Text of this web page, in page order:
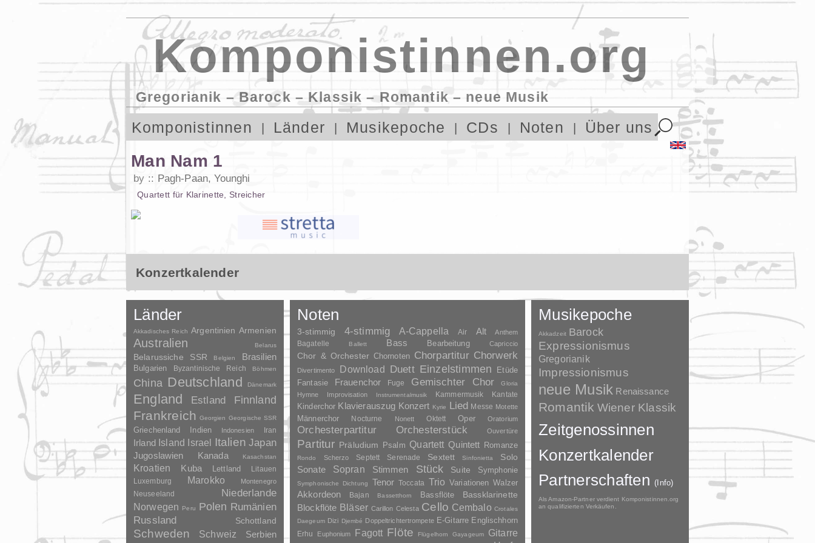
Komponistinnen.org
Gregorianik – Barock – Klassik – Romantik – neue Musik
Komponistinnen Länder Musikepoche CDs Noten Über uns
Man Nam 1
by Pagh-Paan, Younghi
Quartett für Klarinette Streicher
Konzertkalender
Länder
Akkadisches Reich Argentinien Armenien
Australien Belarus
Belarussiche SSR Belgien Brasilien
Bulgarien Byzantinische Reich Böhmen
China Deutschland Dänemark
England Estland Finnland
Frankreich Georgien Georgische SSR
Griechenland Indien Indonesien Iran
Irland Island Israel Italien Japan
Jugoslawien Kanada Kasachstan
Kroatien Kuba Lettland
Litauen
Luxemburg
Marokko Montenegro
Neuseeland Niederlande
Norwegen Peru Polen Rumänien
Russland Schottland
Schweden Schweiz Serbien
Noten
3-stimmig 4-stimmig A-Cappella Air Alt Anthem
Bagatelle Ballett Bass Bearbeitung Capriccio
Chor & Orchester Chornoten Chorpartitur Chorwerk
Divertimento Download Duett Einzelstimmen Etüde
Fantasie Frauenchor Fuge Gemischter Chor Gloria
Hymne Improvisation Instrumentalmusik Kammermusik Kantate
Kinderchor Klavierauszug Konzert Kyrie Lied Messe Motette
Männerchor Nocturne Nonett Oktett Oper Oratorium
Orchesterpartitur Orchesterstück Ouvertüre
Partitur Präludium Psalm Quartett Quintett Romanze
Rondo Scherzo Septett Serenade Sextett Sinfonietta Solo
Sonate Sopran Stimmen Stück Suite Symphonie
Symphonische Dichtung Tenor Toccata Trio Variationen Walzer
Akkordeon Bajan Bassetthorn Bassflöte Bassklarinette
Blockflöte Bläser Carillon Celesta Cello Cembalo Crotales
Daegeum Dizi Djembé Doppeltrichtertrompete E-Gitarre Englischhorn
Erhu Euphonium Fagott Flöte Flügelhorn Gayageum Gitarre
Musikepoche
Akkadzeit Barock
Expressionismus
Gregorianik
Impressionismus
neue Musik Renaissance
Romantik Wiener Klassik
Zeitgenossinnen
Konzertkalender
Partnerschaften(Info)
Als Amazon-Partner verdient Komponistinnen.org
an qualifizierten Verkäufen.